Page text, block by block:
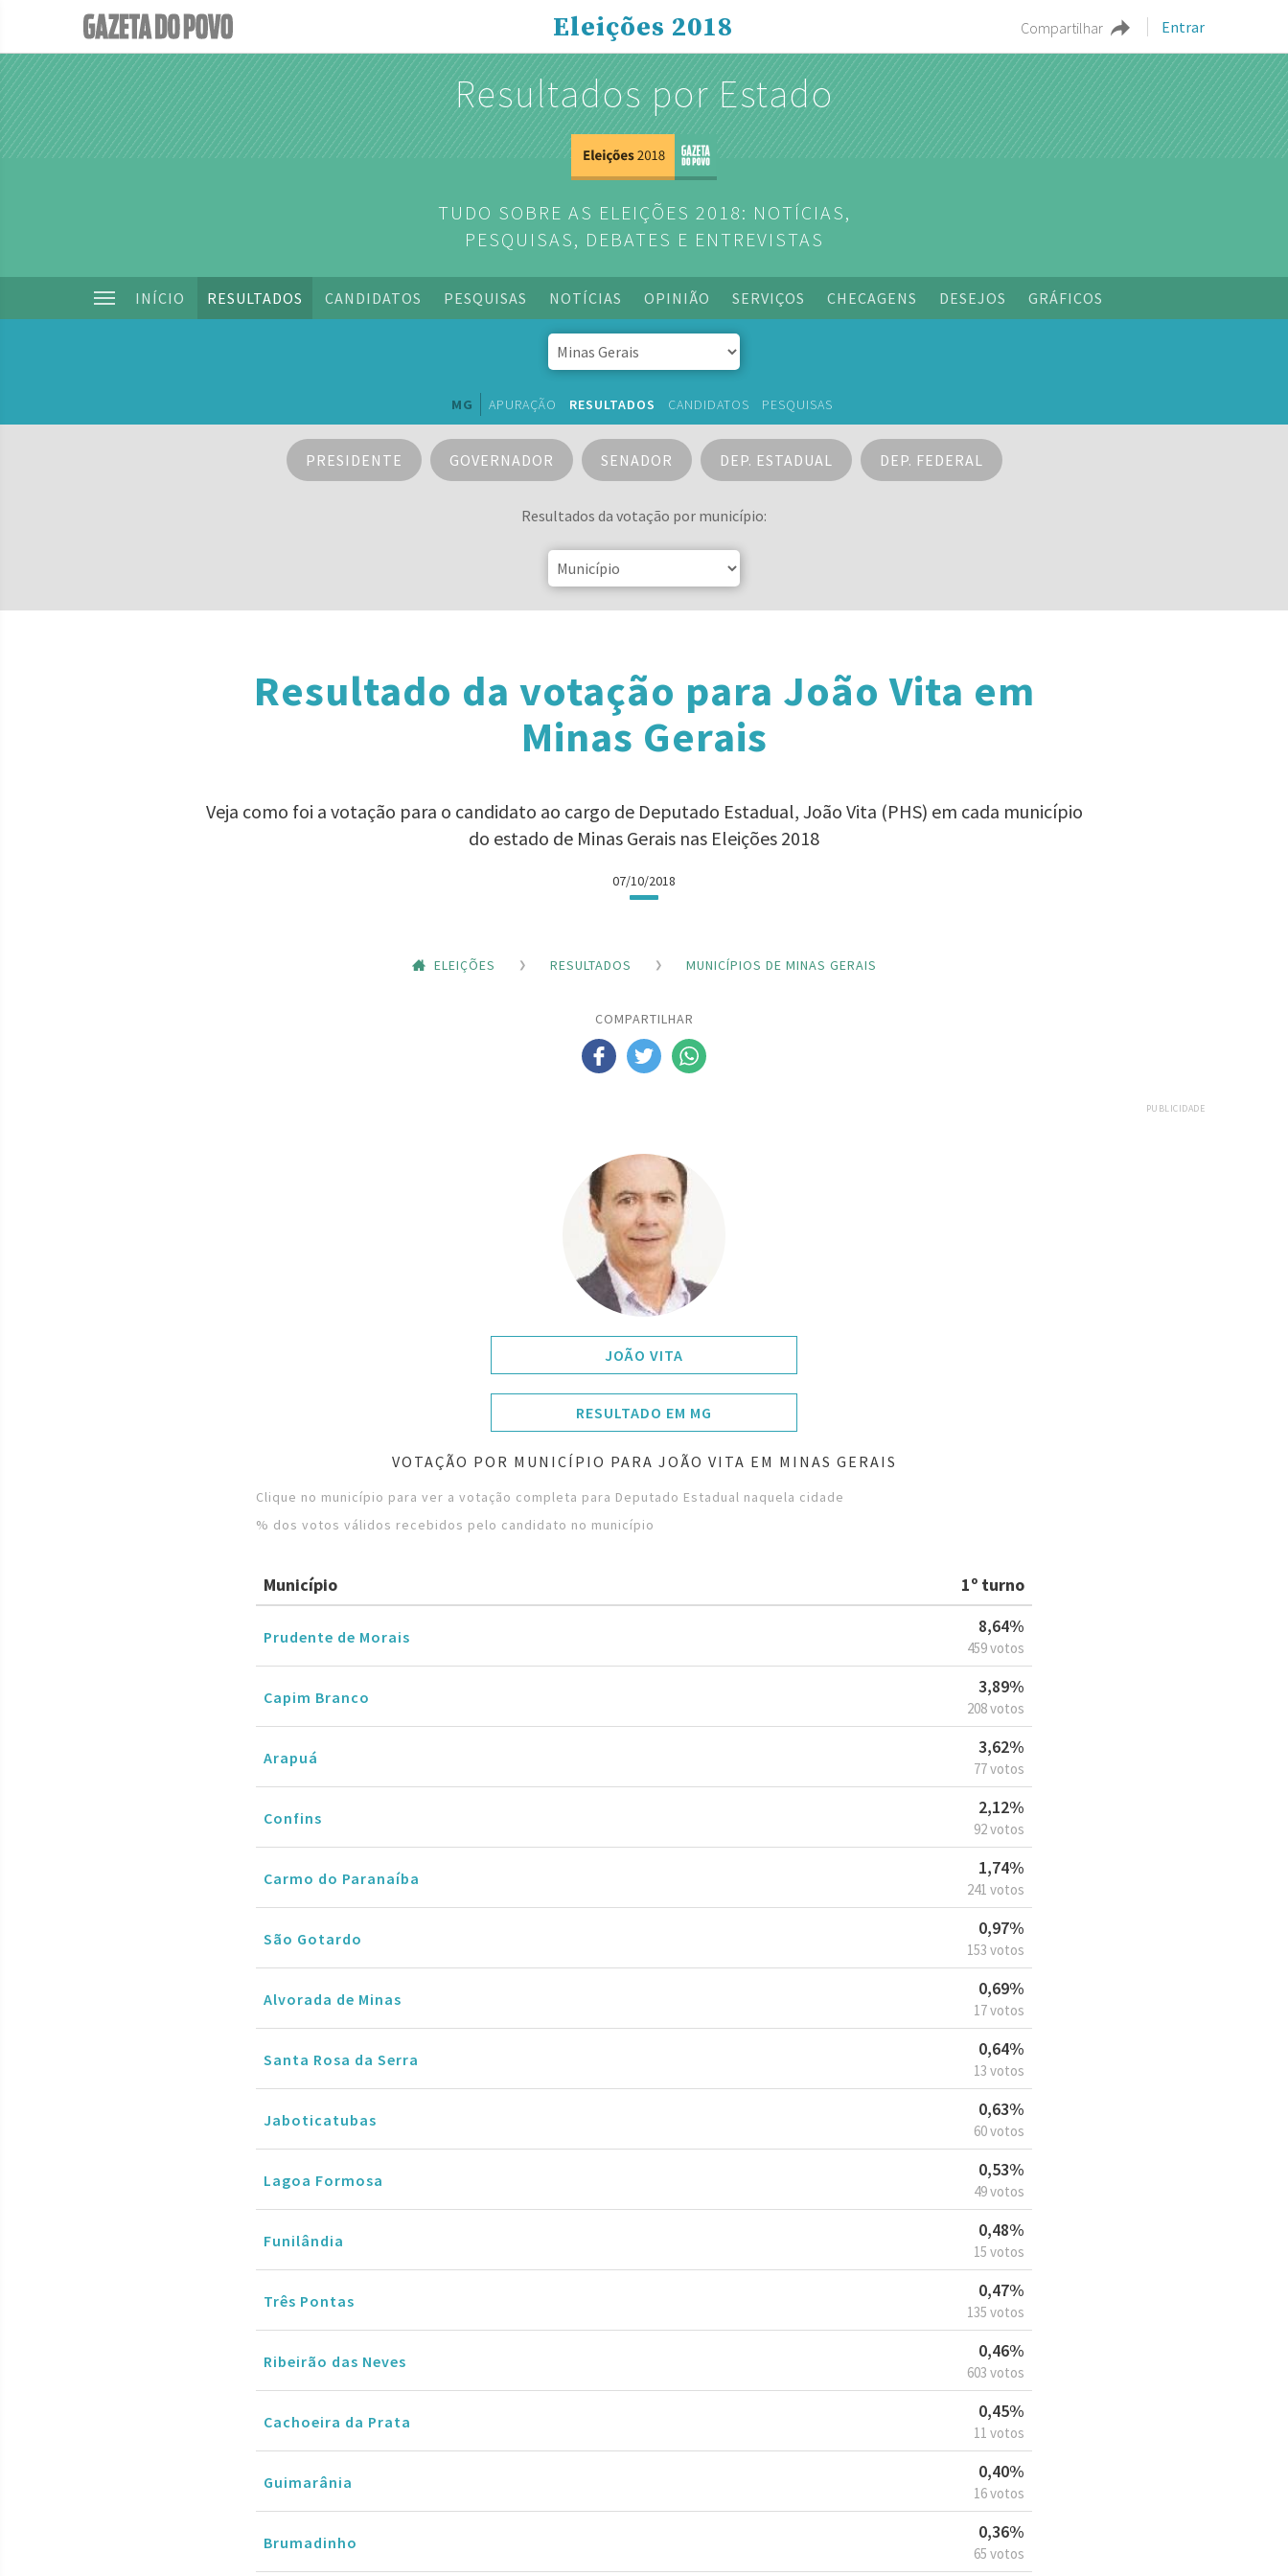
Compartilhar Entrar
Eleições 2018
Resultados por Estado
TUDO SOBRE AS ELEIÇÕES 2018: NOTÍCIAS,
PESQUISAS, DEBATES E ENTREVISTAS
INÍCIO RESULTADOS CANDIDATOS PESQUISAS NOTÍCIAS OPINIÃO SERVIÇOS CHECAGENS DESEJOS GRÁFICOS
MG APURAÇÃO RESULTADOS CANDIDATOS PESQUISAS
PRESIDENTE GOVERNADOR SENADOR DEP. ESTADUAL DEP. FEDERAL
Resultados da votação por município:
Resultado da votação para João Vita em
Minas Gerais
Veja como foi a votação para o candidato ao cargo de Deputado Estadual, João Vita (PHS) em cada município
do estado de Minas Gerais nas Eleições 2018
07/10/2018
ELEIÇÕES RESULTADOS MUNICÍPIOS DE MINAS GERAIS
COMPARTILHAR
PUBLICIDADE
JOÃO VITA
RESULTADO EM MG
VOTAÇÃO POR MUNICÍPIO PARA JOÃO VITA EM MINAS GERAIS
Clique no município para ver a votação completa para Deputado Estadual naquela cidade
% dos votos válidos recebidos pelo candidato no município
Município 1º turno
Prudente de Morais
8,64%
459 votos
Capim Branco
3,89%
208 votos
Arapuá
3,62%
77 votos
Confins
2,12%
92 votos
Carmo do Paranaíba
1,74%
241 votos
São Gotardo
0,97%
153 votos
Alvorada de Minas
0,69%
17 votos
Santa Rosa da Serra
0,64%
13 votos
Jaboticatubas
0,63%
60 votos
Lagoa Formosa
0,53%
49 votos
Funilândia
0,48%
15 votos
Três Pontas
0,47%
135 votos
Ribeirão das Neves
0,46%
603 votos
Cachoeira da Prata
0,45%
11 votos
Guimarânia
0,40%
16 votos
Brumadinho
0,36%
65 votos